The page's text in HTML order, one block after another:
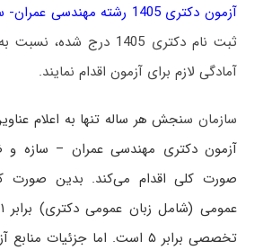
آزمون دکتری 1405 رشته مهندسی عمران- سازه
ثبت نام دکتری 1405 درج
آمادگی لازم برای آزمون اقدام نمایند.
سازمان سنجش هر ساله تنها به اعلام
آزمون دکتری مهندسی عمران – سازه
صورت کلی اقدام می‌کند. بدین
تخصصی برابر ۵ است
. اما جزئیات منابع